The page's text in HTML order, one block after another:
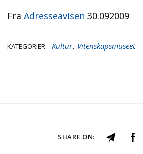
Fra Adresseavisen 30.092009
KATEGORIER Kultur, Vitenskapsmuseet
SHARE ON: